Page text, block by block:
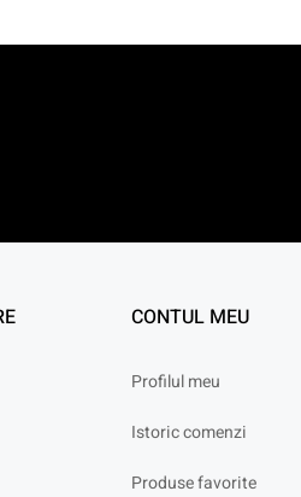
CONTUL MEU
Profilul meu
Istoric comenzi
Produse favorite